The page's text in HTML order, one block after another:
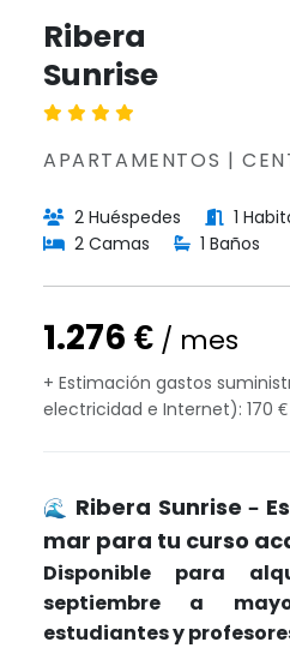
Ribera
Sunrise
APARTAMENTOS |
2 Huéspedes
1
2 Camas
1 Baños
1.276 € / mes
+ Estimación gastos
electricidad e Internet): 170
🌊 Ribera Sunrise –
mar para tu curso
Disponible para
septiembre a
estudiantes y